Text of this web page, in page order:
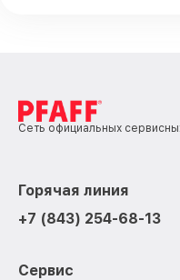
Сеть официальных
Горячая линия
+7 (843) 254-68-13
Сервис